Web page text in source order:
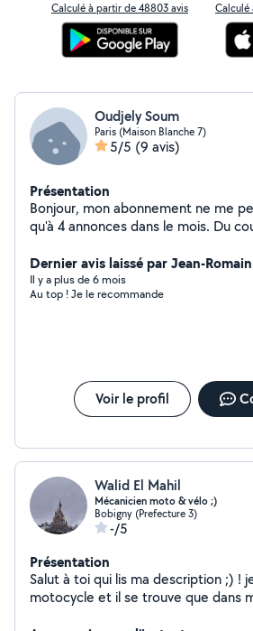
Calculé à partir de 48803 avis Calculé
Oudjely Soum
Paris (Maison Blanche 7)
5/5 (9 avis)
Présentation
Bonjour, mon abonnement ne me
qu'à 4 annonces dans le mois. Du
laisser votre contact et je vous
Dernier avis laissé par Jean-
Il y a plus de 6 mois
Au top ! Je le recommande
Voir le profil
Walid El Mahil
Mécanicien moto & vélo ;)
Bobigny (Prefecture 3)
-/5
Présentation
Salut à toi qui lis ma description ;) !
motocycle et il se trouve que dans